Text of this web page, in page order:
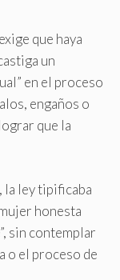
que haya
un
en el proceso
engaños o
que la
la ley tipificaba
honesta
sin contemplar
o el proceso de